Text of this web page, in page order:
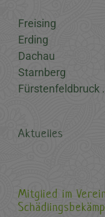
Freising
Erding
Dachau
Starnberg
Fürstenfeldbruck
Aktuelles
Mitglied im